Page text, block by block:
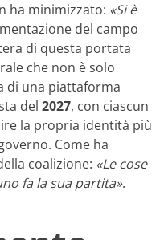
ha minimizzato: «Si è
del campo
di questa portata
che non è solo
di una piattaforma
del 2027, con ciascun
la propria identità più
Come ha
coalizione: «Le cose
fa la sua partita».